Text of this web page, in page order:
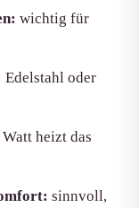
wichtig für
Edelstahl oder
heizt das
sinnvoll,